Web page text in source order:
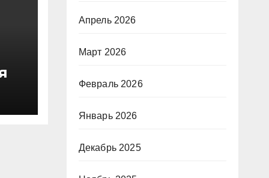
Апрель 2026
Март 2026
Февраль 2026
Январь 2026
Декабрь 2025